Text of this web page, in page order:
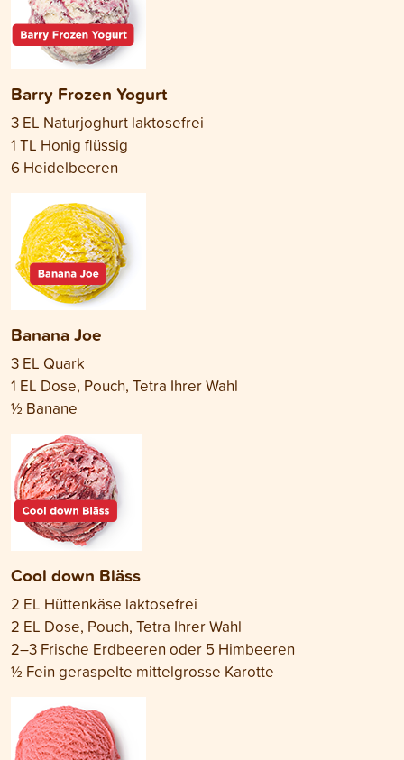
Barry Frozen Yogurt
3 EL Naturjoghurt laktosefrei
1 TL Honig flüssig
6 Heidelbeeren
Banana Joe
3 EL Quark
1 EL Dose, Pouch, Tetra Ihrer Wahl
½ Banane
Cool down Bläss
2 EL Hüttenkäse laktosefrei
2 EL Dose, Pouch, Tetra Ihrer Wahl
2–3 Frische Erdbeeren oder 5 Himbeeren
½ Fein geraspelte mittelgrosse Karotte